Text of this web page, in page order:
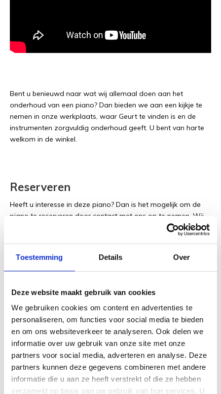
Toestemming Details Over
Deze website maakt gebruik van cookies
We gebruiken cookies om content en advertenties te
personaliseren, om functies voor social media te bieden
en om ons websiteverkeer te analyseren. Ook delen we
informatie over uw gebruik van onze site met onze
partners voor social media, adverteren en analyse. Deze
partners kunnen deze gegevens combineren met andere
informatie die u aan ze heeft verstrekt of die ze hebben
verzameld op basis van uw gebruik van hun services. U
Bent u benieuwd naar wat wij allemaal doen aan het
onderhoud van een piano? Dan bieden we aan een kijkje te
nemen in onze werkplaats, waar Geurt te vinden is en de
instrumenten zorgvuldig onderhoud geeft. U bent van harte
welkom in de winkel.
Reserveren
Heeft u interesse in deze piano? Dan is het mogelijk om de
piano te reserveren door contact met ons op te nemen. Wij
zullen de piano dan zowel in de showroom als op de website
op gereserveerd zetten. Zodra we de piano binnenkrijgen en
zodat u langs kunt komen om de piano te bekijken, bespelen
en een afspraak voor levering in te plannen.
Deze piano wordt geleverd inclusief:
12 jaar garantie op het instrument en 1 jaar op de
Gratis transport binnen Nederland (mits gelijkvloers)
Een nieuwe, in hoogte verstelbare pianobank
Onderzetters ter bescherming van uw vloer